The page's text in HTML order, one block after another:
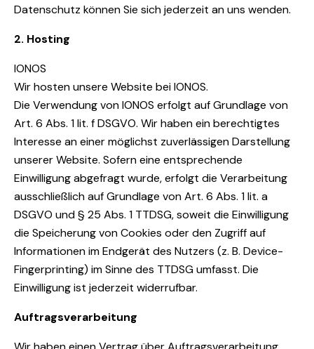
Datenschutz können Sie sich jederzeit an uns wenden.
2. Hosting
IONOS
Wir hosten unsere Website bei IONOS.
Die Verwendung von IONOS erfolgt auf Grundlage von
Art. 6 Abs. 1 lit. f DSGVO. Wir haben ein berechtigtes
Interesse an einer möglichst zuverlässigen Darstellung
unserer Website. Sofern eine entsprechende
Einwilligung abgefragt wurde, erfolgt die Verarbeitung
ausschließlich auf Grundlage von Art. 6 Abs. 1 lit. a
DSGVO und § 25 Abs. 1 TTDSG, soweit die Einwilligung
die Speicherung von Cookies oder den Zugriff auf
Informationen im Endgerät des Nutzers (z. B. Device-
Fingerprinting) im Sinne des TTDSG umfasst. Die
Einwilligung ist jederzeit widerrufbar.
Auftragsverarbeitung